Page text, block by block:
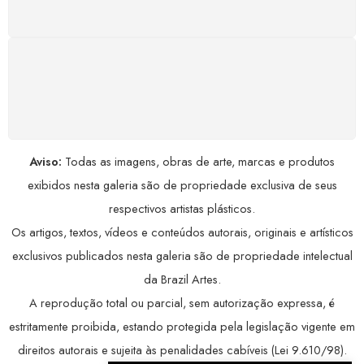
Aviso: Todas as imagens, obras de arte, marcas e produtos
exibidos nesta galeria são de propriedade exclusiva de seus
respectivos artistas plásticos.
Os artigos, textos, vídeos e conteúdos autorais, originais e artísticos
exclusivos publicados nesta galeria são de propriedade intelectual
da Brazil Artes.
A reprodução total ou parcial, sem autorização expressa, é
estritamente proibida, estando protegida pela legislação vigente em
direitos autorais e sujeita às penalidades cabíveis (Lei 9.610/98).